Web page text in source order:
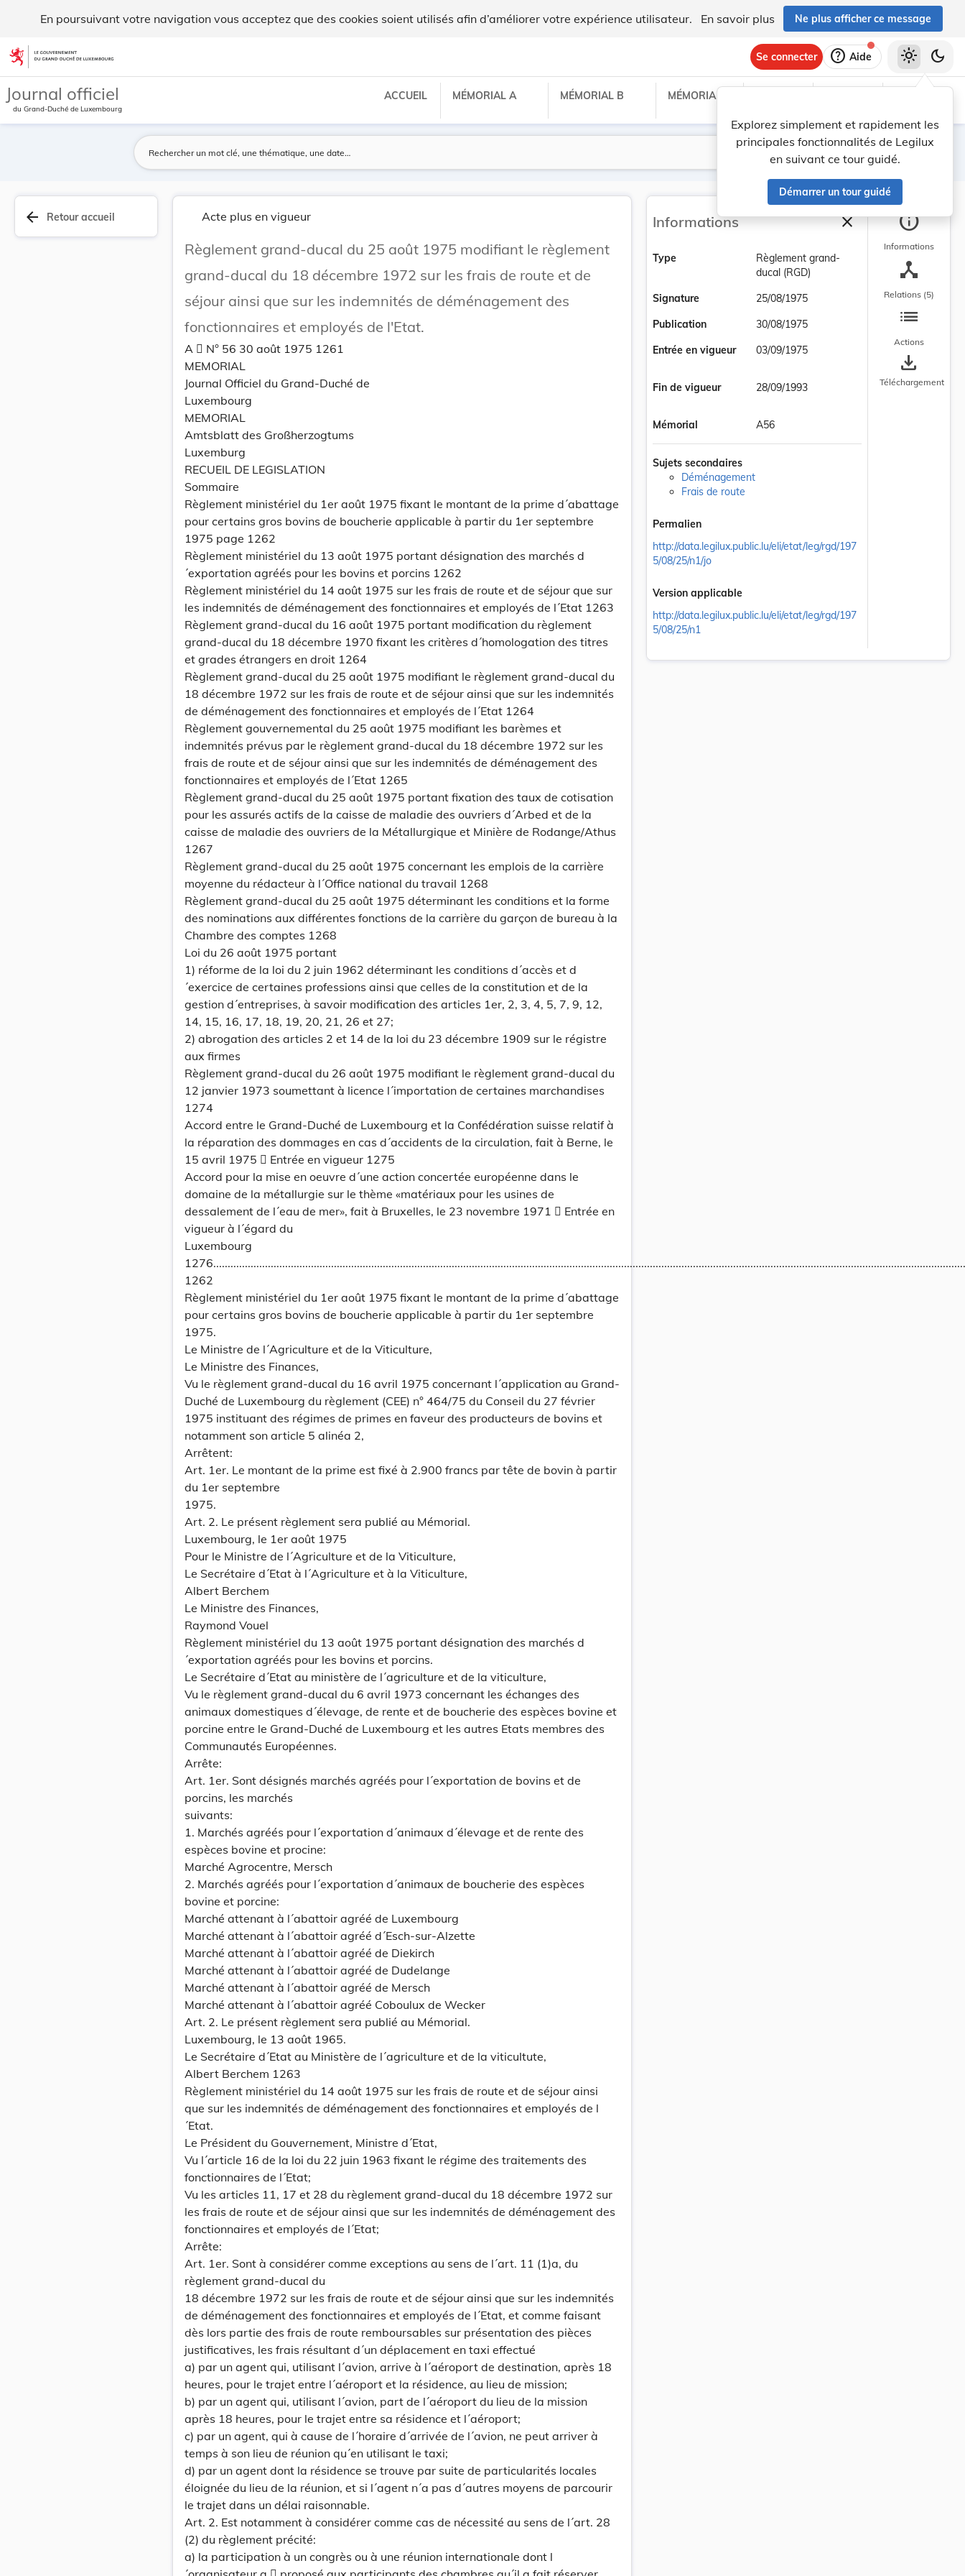
En poursuivant votre navigation vous acceptez que des cookies soient utilisés afin d’améliorer votre expérience utilisateur. En savoir plus Ne plus afficher ce message
Aller au contenu
Se connecter help Aide
Explorez simplement et rapidement les
principales fonctionnalités de Legilux
en suivant ce tour guidé.
Démarrer un tour guidé
light_mode dark_mode
Journal officiel
du Grand-Duché de Luxembourg
ACCUEIL MÉMORIAL A MÉMORIAL B MÉMORIAL C
Lancer la recherche
Filtres
arrow_back Retour accueil Acte plus en vigueur
Règlement grand-ducal du 25 août 1975 modifiant le règlement
grand-ducal du 18 décembre 1972 sur les frais de route et de
séjour ainsi que sur les indemnités de déménagement des
fonctionnaires et employés de l'Etat.
A  N° 56 30 août 1975 1261
MEMORIAL
Journal Officiel du Grand-Duché de
Luxembourg
MEMORIAL
Amtsblatt des Großherzogtums
Luxemburg
RECUEIL DE LEGISLATION
Sommaire
Règlement ministériel du 1er août 1975 fixant le montant de la prime d´abattage
pour certains gros bovins de boucherie applicable à partir du 1er septembre
1975 page 1262
Règlement ministériel du 13 août 1975 portant désignation des marchés d
´exportation agréés pour les bovins et porcins 1262
Règlement ministériel du 14 août 1975 sur les frais de route et de séjour que sur
les indemnités de déménagement des fonctionnaires et employés de l´Etat 1263
Règlement grand-ducal du 16 août 1975 portant modification du règlement
grand-ducal du 18 décembre 1970 fixant les critères d´homologation des titres
et grades étrangers en droit 1264
Règlement grand-ducal du 25 août 1975 modifiant le règlement grand-ducal du
18 décembre 1972 sur les frais de route et de séjour ainsi que sur les indemnités
de déménagement des fonctionnaires et employés de l´Etat 1264
Règlement gouvernemental du 25 août 1975 modifiant les barèmes et
indemnités prévus par le règlement grand-ducal du 18 décembre 1972 sur les
frais de route et de séjour ainsi que sur les indemnités de déménagement des
fonctionnaires et employés de l´Etat 1265
Règlement grand-ducal du 25 août 1975 portant fixation des taux de cotisation
pour les assurés actifs de la caisse de maladie des ouvriers d´Arbed et de la
caisse de maladie des ouvriers de la Métallurgique et Minière de Rodange/Athus
1267
Règlement grand-ducal du 25 août 1975 concernant les emplois de la carrière
moyenne du rédacteur à l´Office national du travail 1268
Règlement grand-ducal du 25 août 1975 déterminant les conditions et la forme
des nominations aux différentes fonctions de la carrière du garçon de bureau à la
Chambre des comptes 1268
Loi du 26 août 1975 portant
1) réforme de la loi du 2 juin 1962 déterminant les conditions d´accès et d
´exercice de certaines professions ainsi que celles de la constitution et de la
gestion d´entreprises, à savoir modification des articles 1er, 2, 3, 4, 5, 7, 9, 12,
14, 15, 16, 17, 18, 19, 20, 21, 26 et 27;
2) abrogation des articles 2 et 14 de la loi du 23 décembre 1909 sur le régistre
aux firmes
Règlement grand-ducal du 26 août 1975 modifiant le règlement grand-ducal du
12 janvier 1973 soumettant à licence l´importation de certaines marchandises
1274
Accord entre le Grand-Duché de Luxembourg et la Confédération suisse relatif à
la réparation des dommages en cas d´accidents de la circulation, fait à Berne, le
15 avril 1975  Entrée en vigueur 1275
Accord pour la mise en oeuvre d´une action concertée européenne dans le
domaine de la métallurgie sur le thème «matériaux pour les usines de
dessalement de l´eau de mer», fait à Bruxelles, le 23 novembre 1971  Entrée en
vigueur à l´égard du
Luxembourg
1262
Règlement ministériel du 1er août 1975 fixant le montant de la prime d´abattage
pour certains gros bovins de boucherie applicable à partir du 1er septembre
1975.
Le Ministre de l´Agriculture et de la Viticulture,
Le Ministre des Finances,
Vu le règlement grand-ducal du 16 avril 1975 concernant l´application au Grand-
Duché de Luxembourg du règlement (CEE) n° 464/75 du Conseil du 27 février
1975 instituant des régimes de primes en faveur des producteurs de bovins et
notamment son article 5 alinéa 2,
Arrêtent:
Art. 1er. Le montant de la prime est fixé à 2.900 francs par tête de bovin à partir
du 1er septembre
1975.
Art. 2. Le présent règlement sera publié au Mémorial.
Luxembourg, le 1er août 1975
Pour le Ministre de l´Agriculture et de la Viticulture,
Le Secrétaire d´Etat à l´Agriculture et à la Viticulture,
Albert Berchem
Le Ministre des Finances,
Raymond Vouel
Règlement ministériel du 13 août 1975 portant désignation des marchés d
´exportation agréés pour les bovins et porcins.
Le Secrétaire d´Etat au ministère de l´agriculture et de la viticulture,
Vu le règlement grand-ducal du 6 avril 1973 concernant les échanges des
animaux domestiques d´élevage, de rente et de boucherie des espèces bovine et
porcine entre le Grand-Duché de Luxembourg et les autres Etats membres des
Communautés Européennes.
Arrête:
Art. 1er. Sont désignés marchés agréés pour l´exportation de bovins et de
porcins, les marchés
suivants:
1. Marchés agréés pour l´exportation d´animaux d´élevage et de rente des
espèces bovine et procine:
Marché Agrocentre, Mersch
2. Marchés agréés pour l´exportation d´animaux de boucherie des espèces
bovine et porcine:
Marché attenant à l´abattoir agréé de Luxembourg
Marché attenant à l´abattoir agréé d´Esch-sur-Alzette
Marché attenant à l´abattoir agréé de Diekirch
Marché attenant à l´abattoir agréé de Dudelange
Marché attenant à l´abattoir agréé de Mersch
Marché attenant à l´abattoir agréé Coboulux de Wecker
Art. 2. Le présent règlement sera publié au Mémorial.
Luxembourg, le 13 août 1965.
Le Secrétaire d´Etat au Ministère de l´agriculture et de la viticultute,
Albert Berchem 1263
Règlement ministériel du 14 août 1975 sur les frais de route et de séjour ainsi
que sur les indemnités de déménagement des fonctionnaires et employés de l
´Etat.
Le Président du Gouvernement, Ministre d´Etat,
Vu l´article 16 de la loi du 22 juin 1963 fixant le régime des traitements des
fonctionnaires de l´Etat;
Vu les articles 11, 17 et 28 du règlement grand-ducal du 18 décembre 1972 sur
les frais de route et de séjour ainsi que sur les indemnités de déménagement des
fonctionnaires et employés de l´Etat;
Arrête:
Art. 1er. Sont à considérer comme exceptions au sens de l´art. 11 (1)a, du
règlement grand-ducal du
18 décembre 1972 sur les frais de route et de séjour ainsi que sur les indemnités
de déménagement des fonctionnaires et employés de l´Etat, et comme faisant
dès lors partie des frais de route remboursables sur présentation des pièces
justificatives, les frais résultant d´un déplacement en taxi effectué
a) par un agent qui, utilisant l´avion, arrive à l´aéroport de destination, après 18
heures, pour le trajet entre l´aéroport et la résidence, au lieu de mission;
b) par un agent qui, utilisant l´avion, part de l´aéroport du lieu de la mission
après 18 heures, pour le trajet entre sa résidence et l´aéroport;
c) par un agent, qui à cause de l´horaire d´arrivée de l´avion, ne peut arriver à
temps à son lieu de réunion qu´en utilisant le taxi;
d) par un agent dont la résidence se trouve par suite de particularités locales
éloignée du lieu de la réunion, et si l´agent n´a pas d´autres moyens de parcourir
le trajet dans un délai raisonnable.
Art. 2. Est notamment à considérer comme cas de nécessité au sens de l´art. 28
(2) du règlement précité:
a) la participation à un congrès ou à une réunion internationale dont l
Informations closeFermer la barre
Type
Règlement grand-
ducal (RGD)
Signature
25/08/1975
Publication
30/08/1975
Entrée en vigueur
03/09/1975
Fin de vigueur 28/09/1993
Mémorial A56
Sujets secondaires
Déménagement
Frais de route
Permalien
http://data.legilux.public.lu/eli/etat/leg/rgd/197
5/08/25/n1/jo
Version applicable
http://data.legilux.public.lu/eli/etat/leg/rgd/197
5/08/25/n1
info
Informations
device_hub
Relations (5)
list
Actions
save_alt
Téléchargement